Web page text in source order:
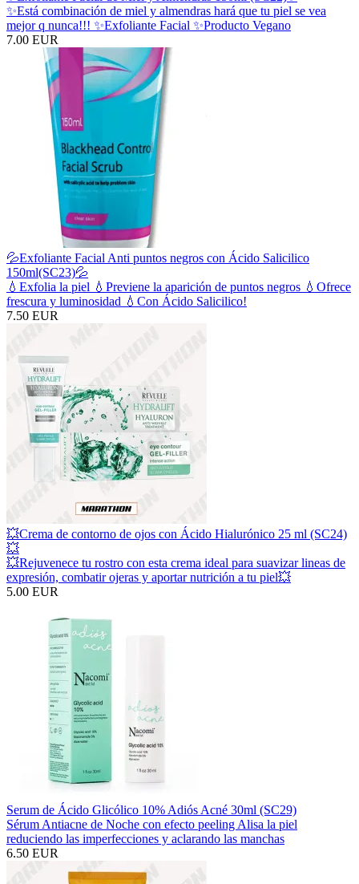
✨Está combinación de miel y almendras hará que tu piel se vea
mejor q nunca!!! ✨Exfoliante Facial ✨Producto Vegano
7.00 EUR
💦Exfoliante Facial Anti puntos negros con Ácido Salicilico
150ml(SC23)💦
💧Exfolia la piel 💧Previene la aparición de puntos negros 💧Ofrece
frescura y luminosidad 💧Con Ácido Salicilico!
7.50 EUR
💥Crema de contorno de ojos con Ácido Hialurónico 25 ml (SC24)
💥
💥Rejuvenece tu rostro con esta crema ideal para suavizar lineas de
expresión, combatir ojeras y aportar nutrición a tu piel💥
5.00 EUR
Serum de Ácido Glicólico 10% Adiós Acné 30ml (SC29)
Sérum Antiacne de Noche con efecto peeling Alisa la piel
reduciendo las imperfecciones y aclarando las manchas
6.50 EUR